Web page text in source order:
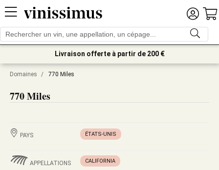
Livraison offerte à partir de 200 €
Domaines / 770 Miles
770 Miles
PAYS ÉTATS-UNIS
APPELLATIONS CALIFORNIA